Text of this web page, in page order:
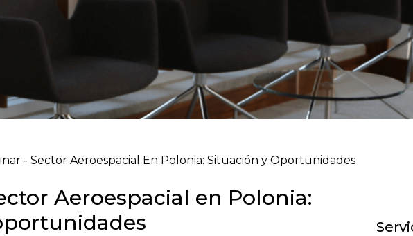
de ayuda a la navegación
- Sector Aeroespacial En Polonia: Situación y Oportunidades
Aeroespacial en Polonia: